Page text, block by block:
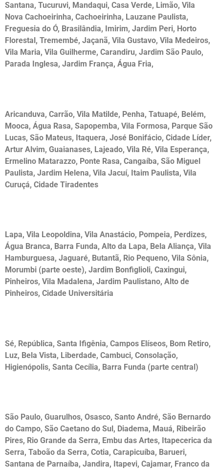
Santana, Tucuruvi, Mandaqui, Casa Verde, Limão, Vila
Nova Cachoeirinha, Cachoeirinha, Lauzane Paulista,
Freguesia do Ó, Brasilândia, Imirim, Jardim Peri, Horto
Florestal, Tremembé, Jaçanã, Vila Gustavo, Vila Medeiros,
Vila Maria, Vila Guilherme, Carandiru, Jardim São Paulo,
Parada Inglesa, Jardim França, Água Fria,
Aricanduva, Carrão, Vila Matilde, Penha, Tatuapé, Belém,
Mooca, Água Rasa, Sapopemba, Vila Formosa, Parque São
Lucas, São Mateus, Itaquera, José Bonifácio, Cidade Líder,
Artur Alvim, Guaianases, Lajeado, Vila Ré, Vila Esperança,
Ermelino Matarazzo, Ponte Rasa, Cangaíba, São Miguel
Paulista, Jardim Helena, Vila Jacuí, Itaim Paulista, Vila
Curuçá, Cidade Tiradentes
Lapa, Vila Leopoldina, Vila Anastácio, Pompeia, Perdizes,
Água Branca, Barra Funda, Alto da Lapa, Bela Aliança, Vila
Hamburguesa, Jaguaré, Butantã, Rio Pequeno, Vila Sônia,
Morumbi (parte oeste), Jardim Bonfiglioli, Caxingui,
Pinheiros, Vila Madalena, Jardim Paulistano, Alto de
Pinheiros, Cidade Universitária
Sé, República, Santa Ifigênia, Campos Elíseos, Bom Retiro,
Luz, Bela Vista, Liberdade, Cambuci, Consolação,
Higienópolis, Santa Cecília, Barra Funda (parte central)
São Paulo, Guarulhos, Osasco, Santo André, São Bernardo
do Campo, São Caetano do Sul, Diadema, Mauá, Ribeirão
Pires, Rio Grande da Serra, Embu das Artes, Itapecerica da
Serra, Taboão da Serra, Cotia, Carapicuíba, Barueri,
Santana de Parnaíba, Jandira, Itapevi, Cajamar, Franco da